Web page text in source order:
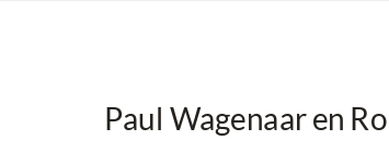
Paul Wagenaar en